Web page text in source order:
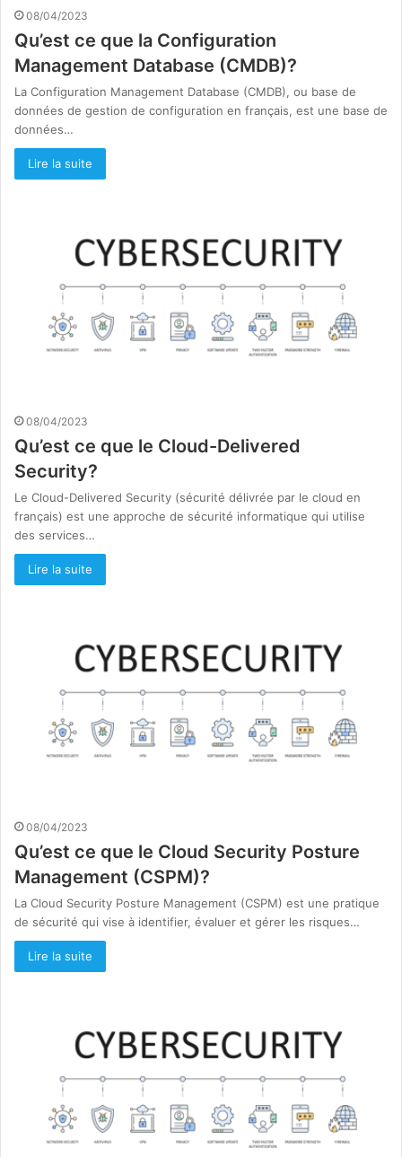
08/04/2023
Qu’est ce que la Configuration
Management Database (CMDB)?
La Configuration Management Database (CMDB), ou base de
données de gestion de configuration en français, est une base de
données…
Lire la suite
08/04/2023
Qu’est ce que le Cloud-Delivered
Security?
Le Cloud-Delivered Security (sécurité délivrée par le cloud en
français) est une approche de sécurité informatique qui utilise
des services…
Lire la suite
08/04/2023
Qu’est ce que le Cloud Security Posture
Management (CSPM)?
La Cloud Security Posture Management (CSPM) est une pratique
de sécurité qui vise à identifier, évaluer et gérer les risques…
Lire la suite